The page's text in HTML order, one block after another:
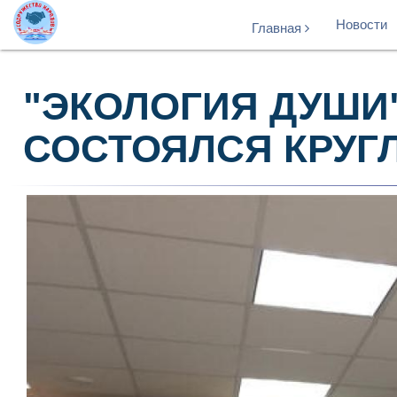
Главная Новости
"ЭКОЛОГИЯ
СОСТОЯЛСЯ